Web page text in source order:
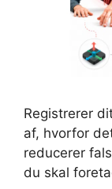
Registrerer
af, hvorfor
reducerer
du skal